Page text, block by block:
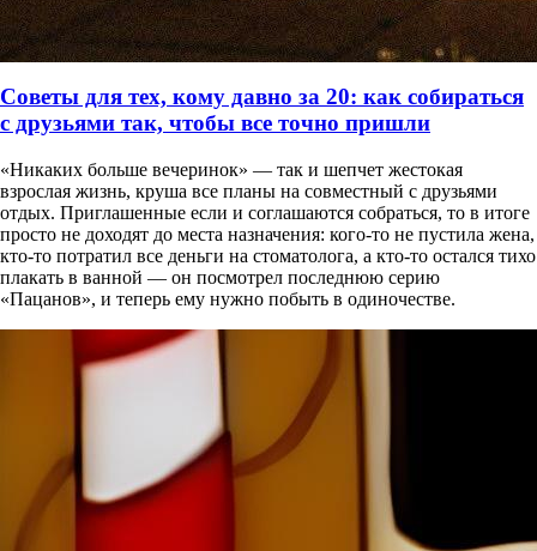
Советы для тех, кому давно за 20: как собираться
с друзьями так, чтобы все точно пришли
«Никаких больше вечеринок» — так и шепчет жестокая
взрослая жизнь, круша все планы на совместный с друзьями
отдых. Приглашенные если и соглашаются собраться, то в итоге
просто не доходят до места назначения: кого-то не пустила жена,
кто-то потратил все деньги на стоматолога, а кто-то остался тихо
плакать в ванной — он посмотрел последнюю серию
«Пацанов», и теперь ему нужно побыть в одиночестве.